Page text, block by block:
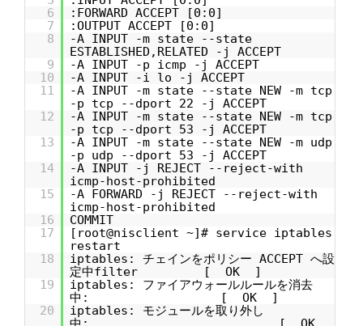
6
:FORWARD ACCEPT [0:0]
7
:OUTPUT ACCEPT [0:0]
8
-A INPUT -m state --state
ESTABLISHED,RELATED -j ACCEPT
9
-A INPUT -p icmp -j ACCEPT
10
-A INPUT -i lo -j ACCEPT
11
-A INPUT -m state --state NEW -m tcp
-p tcp --dport 22 -j ACCEPT
12
-A INPUT -m state --state NEW -m tcp
-p tcp --dport 53 -j ACCEPT
13
-A INPUT -m state --state NEW -m udp
-p udp --dport 53 -j ACCEPT
14
-A INPUT -j REJECT --reject-with
icmp-host-prohibited
15
-A FORWARD -j REJECT --reject-with
icmp-host-prohibited
16
COMMIT
17
[root@nisclient ~]# service iptables
restart
18
iptables: チェインをポリシー ACCEPT へ設
定中filter [ OK ]
19
iptables: ファイアウォールルールを消去
中: [ OK ]
20
iptables: モジュールを取り外し